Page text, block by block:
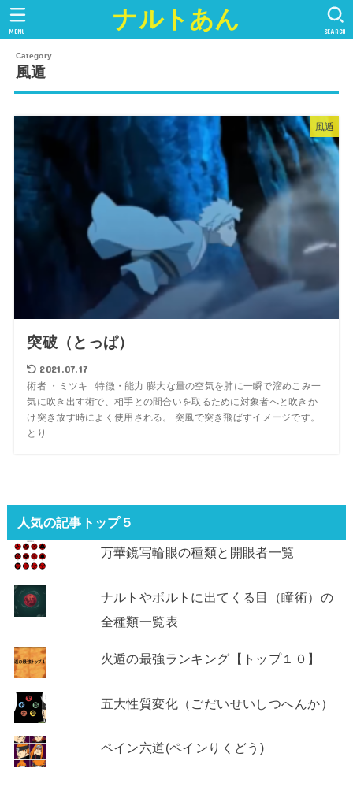
ナルトあん SEARCH
MENU
風遁
風遁
突破（とっぱ）
2021.07.17
術者 ・ミツキ 特徴・能力 膨大な量の空気を肺に一瞬で溜めこみ一
気に吹き出す術で、相手との間合いを取るために対象者へと吹きか
け突き放す時によく使用される。 突風で突き飛ばすイメージです。
とり...
人気の記事トップ５
万華鏡写輪眼の種類と開眼者一覧
ナルトやボルトに出てくる目（瞳術）の
全種類一覧表
火遁の最強ランキング【トップ１０】
五大性質変化（ごだいせいしつへんか）
ペイン六道(ペインりくどう)